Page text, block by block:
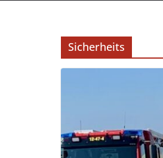
Sicherheits